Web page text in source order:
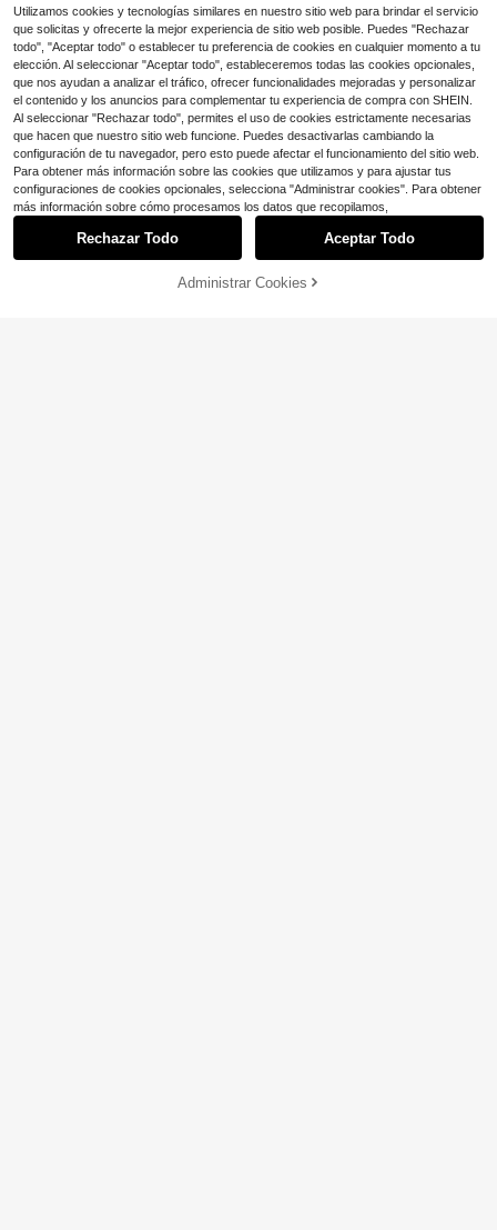
¡32% DE DESCUENTO! AÑADIR A LA BOLSA
Utilizamos cookies y tecnologías similares en nuestro sitio web para brindar el servicio
que solicitas y ofrecerte la mejor experiencia de sitio web posible. Puedes "Rechazar
todo", "Aceptar todo" o establecer tu preferencia de cookies en cualquier momento a tu
elección. Al seleccionar "Aceptar todo", estableceremos todas las cookies opcionales,
que nos ayudan a analizar el tráfico, ofrecer funcionalidades mejoradas y personalizar
el contenido y los anuncios para complementar tu experiencia de compra con SHEIN.
Al seleccionar "Rechazar todo", permites el uso de cookies estrictamente necesarias
que hacen que nuestro sitio web funcione. Puedes desactivarlas cambiando la
configuración de tu navegador, pero esto puede afectar el funcionamiento del sitio web.
Para obtener más información sobre las cookies que utilizamos y para ajustar tus
configuraciones de cookies opcionales, selecciona "Administrar cookies". Para obtener
más información sobre cómo procesamos los datos que recopilamos,
Rechazar Todo Aceptar Todo
Administrar Cookies